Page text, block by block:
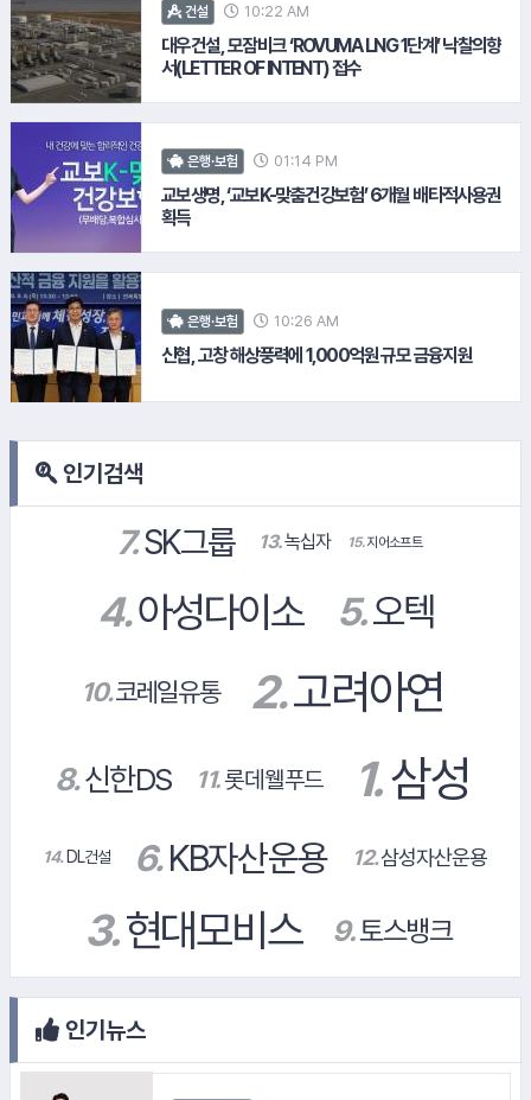
건설 10:22 AM
대우건설, 모잠비크 ‘ROVUMA LNG 1단계’ 낙찰의향
서(LETTER OF INTENT) 접수
은행·보험 01:14 PM
교보생명, ‘교보K-맞춤건강보험’ 6개월 배타적사용권
획득
은행·보험 10:26 AM
신협, 고창 해상풍력에 1,000억원 규모 금융지원
인기검색
14. DL건설
인기뉴스
#교보생명
#한화리조트
#대우건설
#SPC그룹
#NH농협생명
#쿠팡